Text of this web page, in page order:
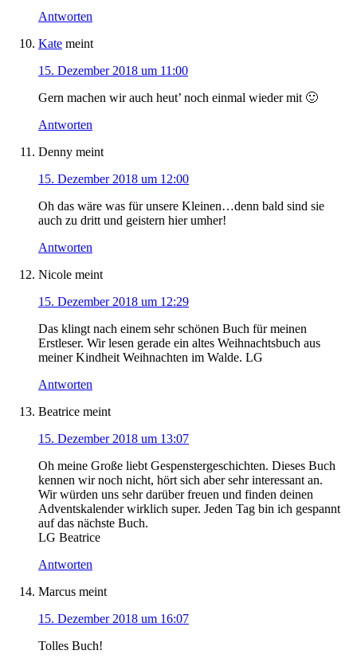
Antworten
Kate meint
15. Dezember 2018 um 11:00
Gern machen wir auch heut’ noch einmal wieder mit 🙂
Antworten
Denny meint
15. Dezember 2018 um 12:00
Oh das wäre was für unsere Kleinen…denn bald sind sie
auch zu dritt und geistern hier umher!
Antworten
Nicole meint
15. Dezember 2018 um 12:29
Das klingt nach einem sehr schönen Buch für meinen
Erstleser. Wir lesen gerade ein altes Weihnachtsbuch aus
meiner Kindheit Weihnachten im Walde. LG
Antworten
Beatrice meint
15. Dezember 2018 um 13:07
Oh meine Große liebt Gespenstergeschichten. Dieses Buch
kennen wir noch nicht, hört sich aber sehr interessant an.
Wir würden uns sehr darüber freuen und finden deinen
Adventskalender wirklich super. Jeden Tag bin ich gespannt
auf das nächste Buch.
LG Beatrice
Antworten
Marcus meint
15. Dezember 2018 um 16:07
Tolles Buch!